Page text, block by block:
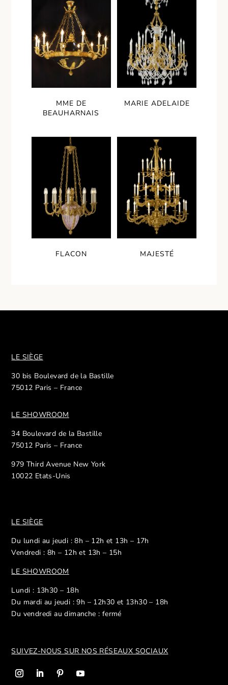
MME DE
BEAUHARNAIS
MARIE ADELAIDE
FLACON MAJESTÉ
LE SIÈGE
30 bis Boulevard de la Bastille
75012 Paris – France
LE SHOWROOM
34 Boulevard de la Bastille
75012 Paris – France
979 Third Avenue New York
10022 Etats-Unis
LE SIÈGE
Du lundi au jeudi : 8h – 12h et 13h – 17h
Vendredi : 8h – 12h et 13h – 15h
LE SHOWROOM
Lundi : 13h30 – 18h
Du mardi au jeudi : 9h – 12h30 et 13h30 – 18h
Du vendredi au dimanche : fermé
SUIVEZ-NOUS SUR NOS RÉSEAUX SOCIAUX